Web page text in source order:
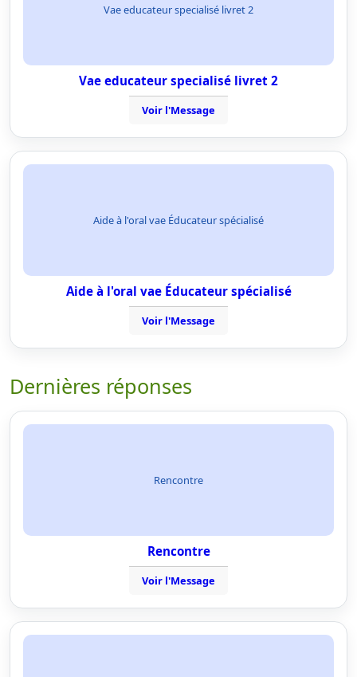
Vae educateur specialisé livret 2
Vae educateur specialisé livret 2
Voir l'Message
Aide à l'oral vae Éducateur spécialisé
Aide à l'oral vae Éducateur spécialisé
Voir l'Message
Dernières réponses
Rencontre
Rencontre
Voir l'Message